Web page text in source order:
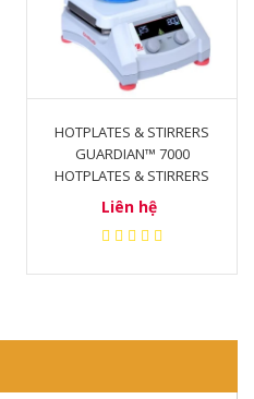
HOTPLATES & STIRRERS
GUARDIAN™ 7000
HOTPLATES & STIRRERS
Liên hệ